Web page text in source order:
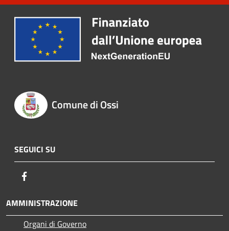
Comune di Ossi
SEGUICI SU
AMMINISTRAZIONE
Organi di Governo